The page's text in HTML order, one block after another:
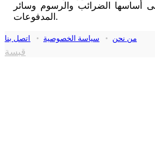
أساسها الضرائب والرسوم وسائر
المدفوعات.
من نحن • سياسة الخصوصية • اتصل بنا
قبسة